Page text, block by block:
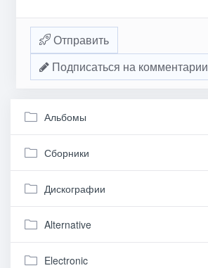
Отправить
Подписаться на комментарии
Альбомы
Сборники
Дискографии
Alternative
Electronic